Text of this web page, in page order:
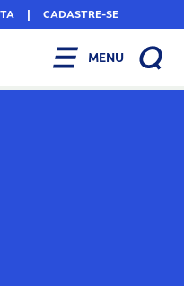
| CADASTRE-SE
MENU